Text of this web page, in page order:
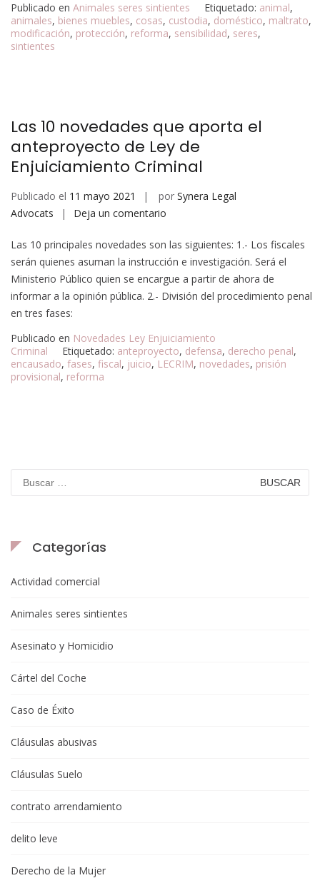
Publicado en Animales seres sintientes Etiquetado: animal,
animales, bienes muebles, cosas, custodia, doméstico, maltrato,
modificación, protección, reforma, sensibilidad, seres,
sintientes
Las 10 novedades que aporta el
anteproyecto de Ley de
Enjuiciamiento Criminal
Publicado el 11 mayo 2021 por Synera Legal
Advocats
Deja un comentario
Las 10 principales novedades son las siguientes: 1.- Los fiscales
serán quienes asuman la instrucción e investigación. Será el
Ministerio Público quien se encargue a partir de ahora de
informar a la opinión pública. 2.- División del procedimiento penal
en tres fases:
Publicado en Novedades Ley Enjuiciamiento
Criminal
Etiquetado: anteproyecto, defensa, derecho penal,
encausado, fases, fiscal, juicio, LECRIM, novedades, prisión
provisional, reforma
Categorías
Actividad comercial
Animales seres sintientes
Asesinato y Homicidio
Cártel del Coche
Caso de Éxito
Cláusulas abusivas
Cláusulas Suelo
contrato arrendamiento
delito leve
Derecho de la Mujer